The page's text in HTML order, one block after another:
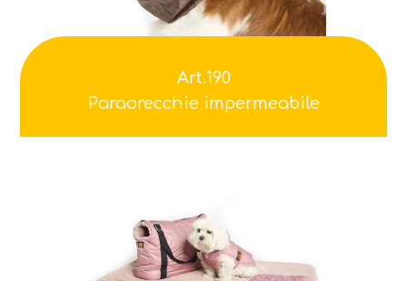
Art.190
Paraorecchie impermeabile